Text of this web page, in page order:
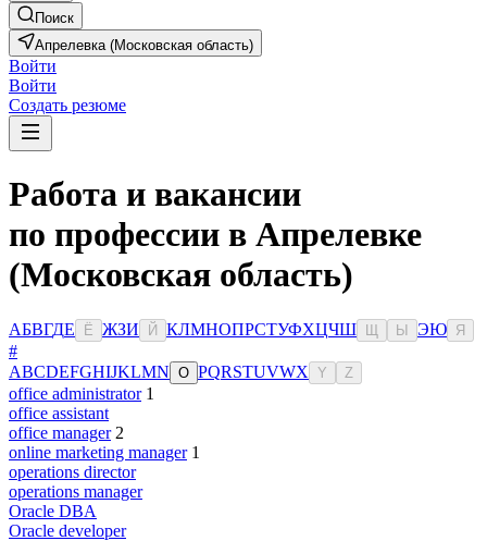
Поиск
Апрелевка (Московская область)
Войти
Войти
Создать резюме
Работа и вакансии
по профессии в Апрелевке
(Московская область)
АБВГДЕ Ё ЖЗИ Й КЛМНОПРСТУФХЦЧШ Ы ЭЮ Я
#
ABCDEFGHIJKLMN O PQRSTUVWX Y Z
office administrator 1
office assistant
office manager 2
online marketing manager 1
operations director
operations manager
Oracle DBA
Oracle developer